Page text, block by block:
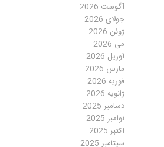
آگوست 2026
جولای 2026
ژوئن 2026
می 2026
آوریل 2026
مارس 2026
فوریه 2026
ژانویه 2026
دسامبر 2025
نوامبر 2025
اکتبر 2025
سپتامبر 2025